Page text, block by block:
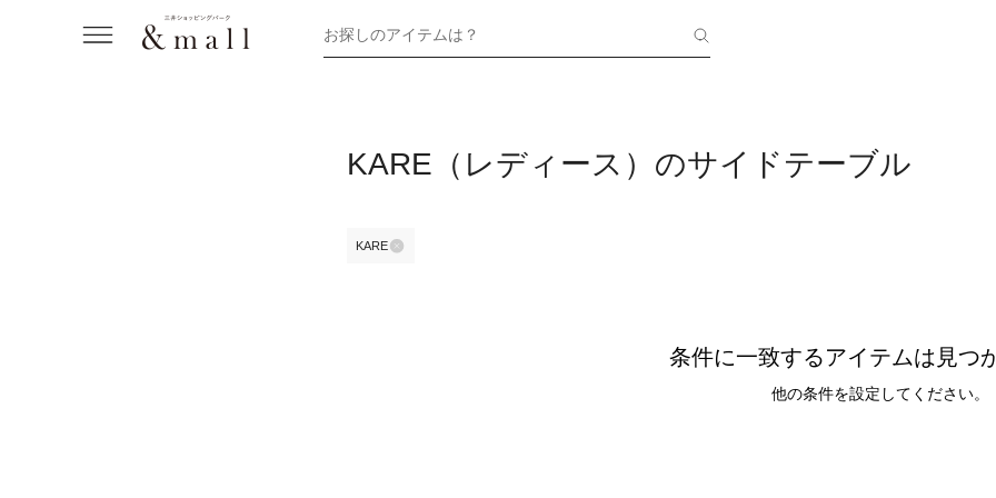
お探しのアイテムは？
KARE（レディース）のサイドテーブル
KARE
条件に一致するアイテムは見つ
他の条件を設定してください。